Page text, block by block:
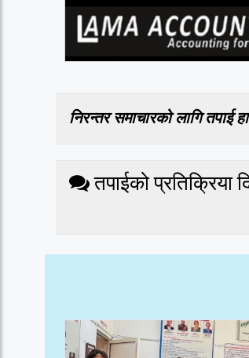
निरन्तर समाचारको लागि तपाई
तपाईको प्रतिक्रिया